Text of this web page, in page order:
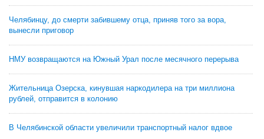
Челябинцу, до смерти забившему отца, приняв того за вора,
вынесли приговор
НМУ возвращаются на Южный Урал после месячного перерыва
Жительница Озерска, кинувшая наркодилера на три миллиона
рублей, отправится в колонию
В Челябинской области увеличили транспортный налог вдвое